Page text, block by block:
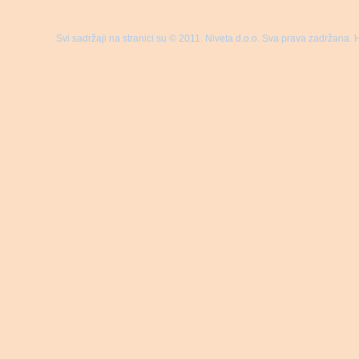
Svi sadržaji na stranici su © 2011. Niveta d.o.o. Sva prava zadržana.